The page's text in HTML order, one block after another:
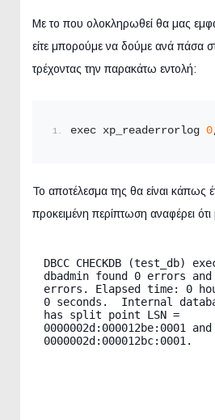
Με το που ολοκληρωθεί θα μας
είτε μπορούμε να δούμε ανά πάσα
τρέχοντας την παρακάτω εντολή:
exec xp_readerrorlog 0
Το αποτέλεσμα της θα είναι κάπως
προκειμένη περίπτωση αναφέρει
DBCC CHECKDB (test_db)
dbadmin found 0 errors
errors. Elapsed time: 0
0 seconds.  Internal
has split point LSN =
0000002d:000012be:0001
0000002d:000012bc:0001.